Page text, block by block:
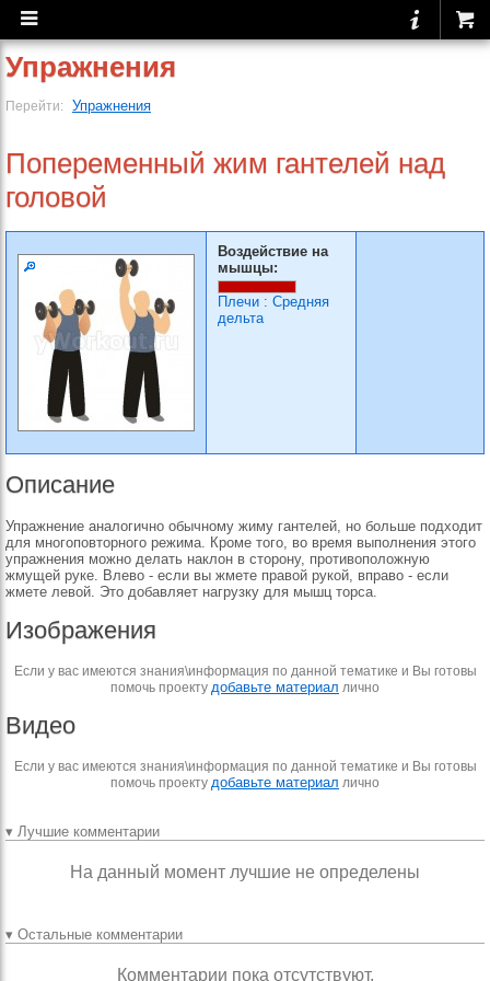
Упражнения
Перейти: Упражнения
Попеременный жим гантелей над
головой
Воздействие на
мышцы:
Плечи : Средняя
дельта
Описание
Упражнение аналогично обычному жиму гантелей, но больше подходит
для многоповторного режима. Кроме того, во время выполнения этого
упражнения можно делать наклон в сторону, противоположную
жмущей руке. Влево - если вы жмете правой рукой, вправо - если
жмете левой. Это добавляет нагрузку для мышц торса.
Изображения
Если у вас имеются знания\информация по данной тематике и Вы готовы
помочь проекту добавьте материал лично
Видео
Если у вас имеются знания\информация по данной тематике и Вы готовы
помочь проекту добавьте материал лично
▾ Лучшие комментарии
На данный момент лучшие не определены
▾ Остальные комментарии
Комментарии пока отсутствуют.